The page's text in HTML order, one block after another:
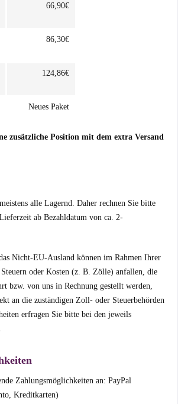
66,90€
86,30€
124,86€
Neues Paket
zusätzliche Position mit dem extra Versand
alle Lagernd. Daher rechnen Sie bitte
ab Bezahldatum von ca. 2-
Nicht-EU-Ausland können im Rahmen Ihrer
oder Kosten (z. B. Zölle) anfallen, die
bzw. von uns in Rechnung gestellt werden,
an die zuständigen Zoll- oder Steuerbehörden
erfragen Sie bitte bei den jeweils
Zahlungsmöglichkeiten an: PayPal
Kreditkarten)